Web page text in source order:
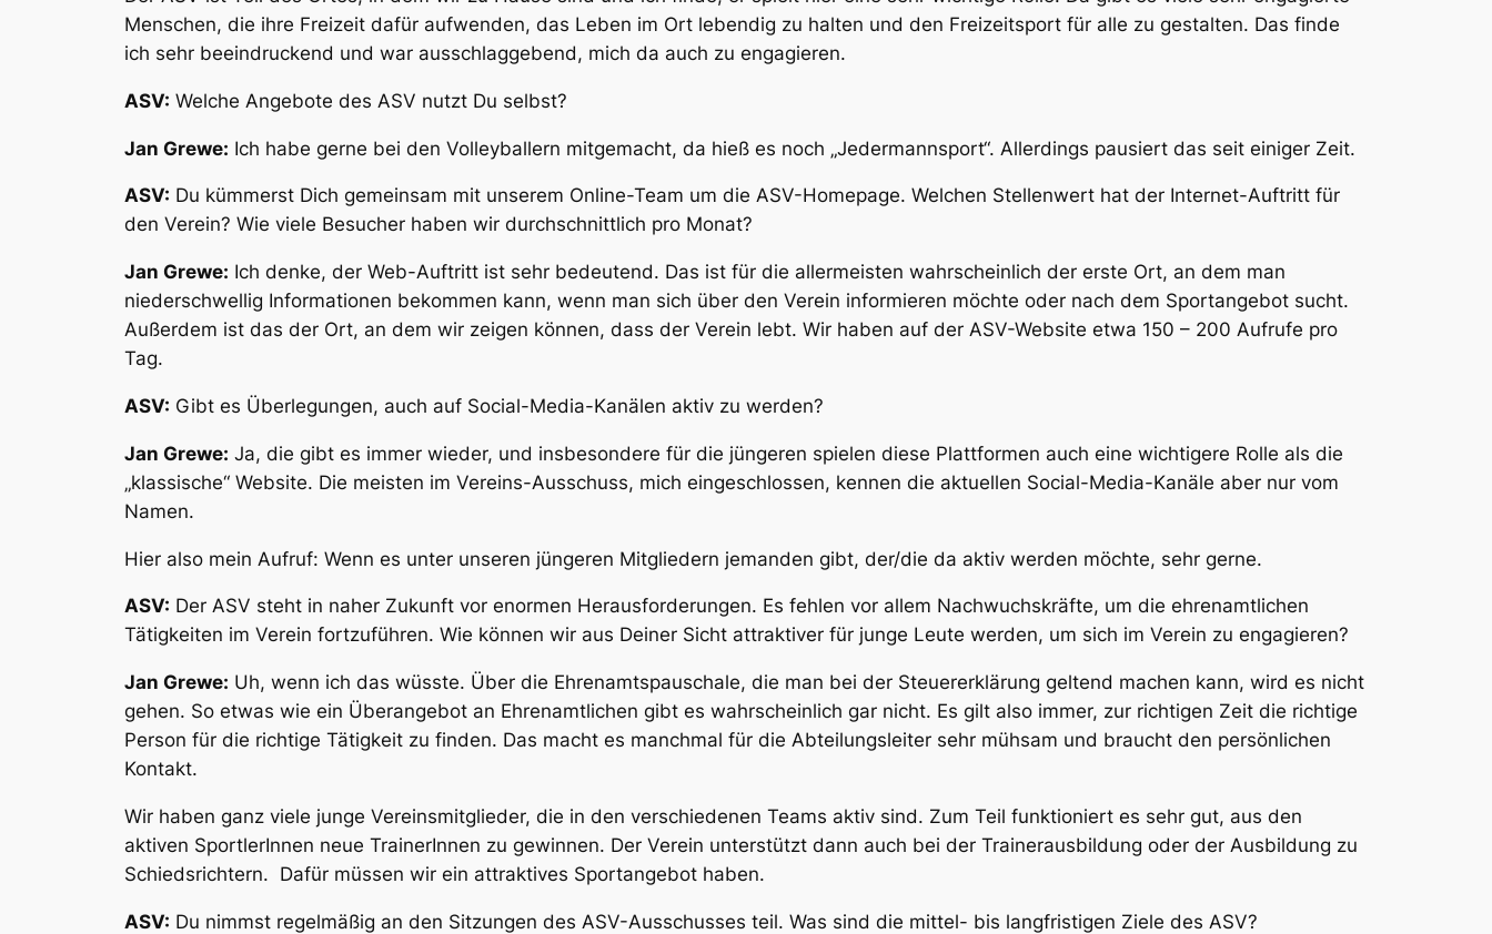
Menschen, die ihre Freizeit dafür aufwenden, das Leben im Ort lebendig zu halten und den Freizeitsport für alle zu gestalten. Das finde
ich sehr beeindruckend und war ausschlaggebend, mich da auch zu engagieren.
ASV: Welche Angebote des ASV nutzt Du selbst?
Jan Grewe: Ich habe gerne bei den Volleyballern mitgemacht, da hieß es noch „Jedermannsport“. Allerdings pausiert das seit einiger Zeit.
ASV: Du kümmerst Dich gemeinsam mit unserem Online-Team um die ASV-Homepage. Welchen Stellenwert hat der Internet-Auftritt für
den Verein? Wie viele Besucher haben wir durchschnittlich pro Monat?
Jan Grewe: Ich denke, der Web-Auftritt ist sehr bedeutend. Das ist für die allermeisten wahrscheinlich der erste Ort, an dem man
niederschwellig Informationen bekommen kann, wenn man sich über den Verein informieren möchte oder nach dem Sportangebot sucht.
Außerdem ist das der Ort, an dem wir zeigen können, dass der Verein lebt. Wir haben auf der ASV-Website etwa 150 – 200 Aufrufe pro
Tag.
ASV: Gibt es Überlegungen, auch auf Social-Media-Kanälen aktiv zu werden?
Jan Grewe: Ja, die gibt es immer wieder, und insbesondere für die jüngeren spielen diese Plattformen auch eine wichtigere Rolle als die
„klassische“ Website. Die meisten im Vereins-Ausschuss, mich eingeschlossen, kennen die aktuellen Social-Media-Kanäle aber nur vom
Namen.
Hier also mein Aufruf: Wenn es unter unseren jüngeren Mitgliedern jemanden gibt, der/die da aktiv werden möchte, sehr gerne.
ASV: Der ASV steht in naher Zukunft vor enormen Herausforderungen. Es fehlen vor allem Nachwuchskräfte, um die ehrenamtlichen
Tätigkeiten im Verein fortzuführen. Wie können wir aus Deiner Sicht attraktiver für junge Leute werden, um sich im Verein zu engagieren?
Jan Grewe: Uh, wenn ich das wüsste. Über die Ehrenamtspauschale, die man bei der Steuererklärung geltend machen kann, wird es nicht
gehen. So etwas wie ein Überangebot an Ehrenamtlichen gibt es wahrscheinlich gar nicht. Es gilt also immer, zur richtigen Zeit die richtige
Person für die richtige Tätigkeit zu finden. Das macht es manchmal für die Abteilungsleiter sehr mühsam und braucht den persönlichen
Kontakt.
Wir haben ganz viele junge Vereinsmitglieder, die in den verschiedenen Teams aktiv sind. Zum Teil funktioniert es sehr gut, aus den
aktiven SportlerInnen neue TrainerInnen zu gewinnen. Der Verein unterstützt dann auch bei der Trainerausbildung oder der Ausbildung zu
Schiedsrichtern. Dafür müssen wir ein attraktives Sportangebot haben.
ASV: Du nimmst regelmäßig an den Sitzungen des ASV-Ausschusses teil. Was sind die mittel- bis langfristigen Ziele des ASV?